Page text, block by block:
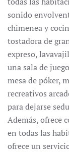
sonido
chimenea y
tostadora de
expreso,
una sala de
mesa de póker,
recreativos
para dejarse
Además, ofrece
en todas las
ofrece un